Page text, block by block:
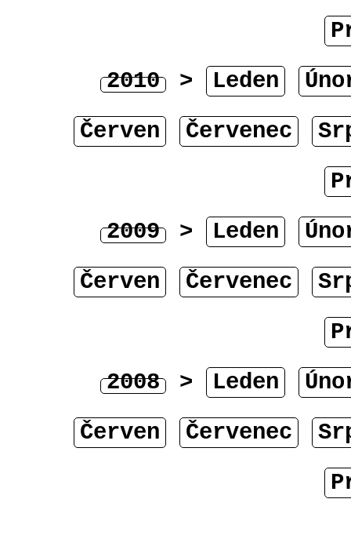
2010 > Leden
Červen
Červenec
2009 > Leden
Červen
Červenec
2008 > Leden
Červen
Červenec